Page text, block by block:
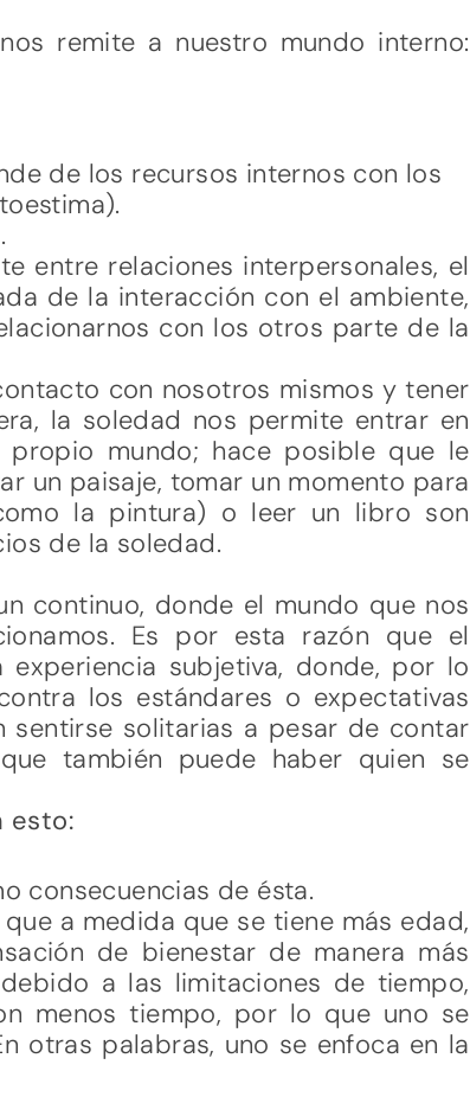
remite a nuestro mundo interno:
de los recursos internos con los
entre relaciones interpersonales, el
de la interacción con el ambiente,
con los otros parte de la
con nosotros mismos y tener
la soledad nos permite entrar en
mundo; hace posible que le
un paisaje, tomar un momento para
la pintura) o leer un libro son
de la soledad.
continuo, donde el mundo que nos
Es por esta razón que el
subjetiva, donde, por lo
los estándares o expectativas
sentirse solitarias a pesar de contar
también puede haber quien se
esto:
consecuencias de ésta.
a medida que se tiene más edad,
de bienestar de manera más
a las limitaciones de tiempo,
menos tiempo, por lo que uno se
otras palabras, uno se enfoca en la